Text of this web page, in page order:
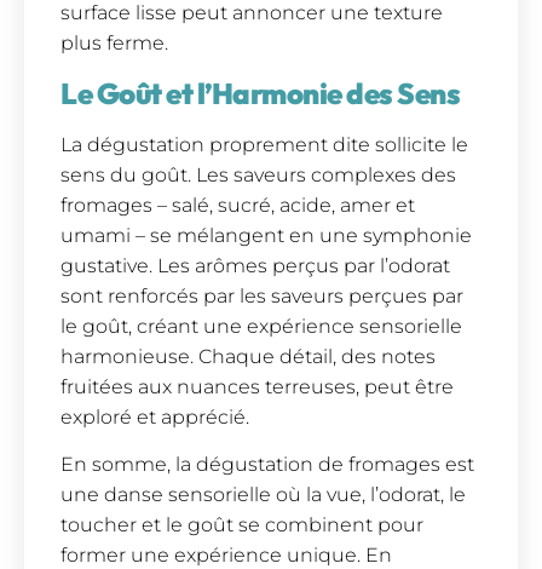
surface lisse peut annoncer une texture
plus ferme.
Le Goût et l’Harmonie des Sens
La dégustation proprement dite sollicite le
sens du goût. Les saveurs complexes des
fromages – salé, sucré, acide, amer et
umami – se mélangent en une symphonie
gustative. Les arômes perçus par l’odorat
sont renforcés par les saveurs perçues par
le goût, créant une expérience sensorielle
harmonieuse. Chaque détail, des notes
fruitées aux nuances terreuses, peut être
exploré et apprécié.
En somme, la dégustation de fromages est
une danse sensorielle où la vue, l’odorat, le
toucher et le goût se combinent pour
former une expérience unique. En